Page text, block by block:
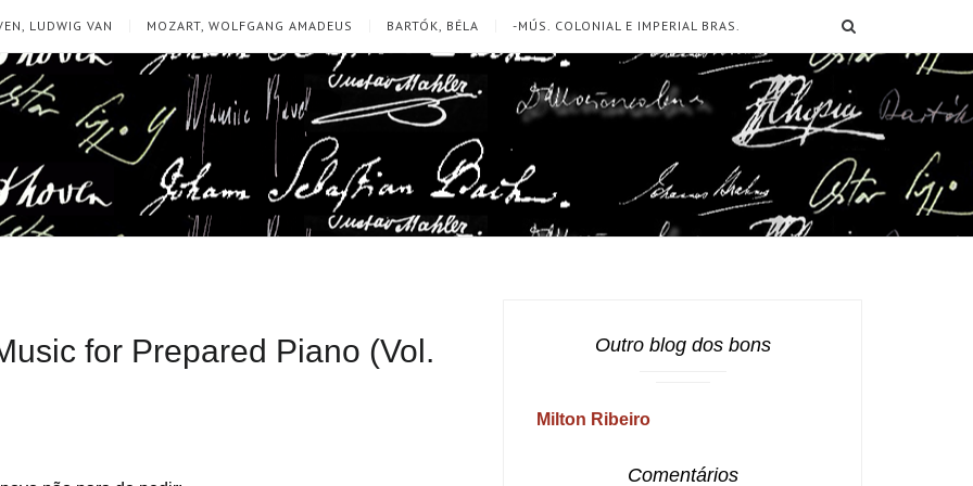
LUDWIG VAN MOZART, WOLFGANG AMADEUS BARTÓK, BÉLA -MÚS. COLONIAL E IMPERIAL BRAS.
for Prepared Piano (Vol.
Outro blog dos bons
Milton Ribeiro
Comentários